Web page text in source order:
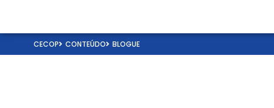
CECOP CONTEÚDO BLOGUE